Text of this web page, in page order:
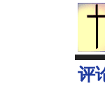
评